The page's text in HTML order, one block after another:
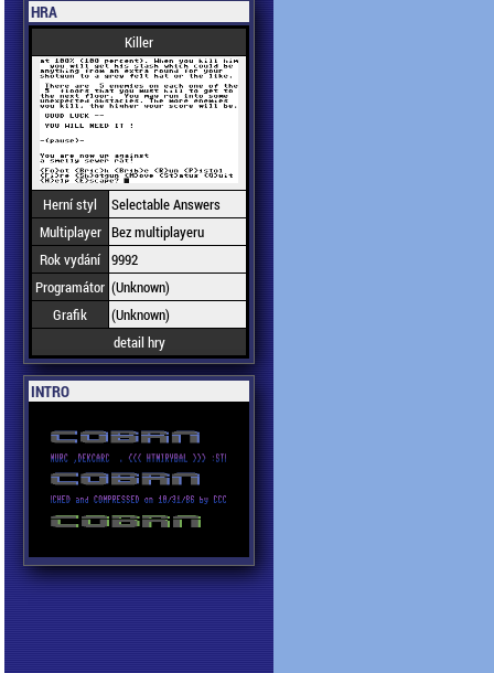
HRA
Killer
Herní styl
Selectable Answers
Multiplayer Bez multiplayeru
Rok vydání 9992
Programátor (Unknown)
Grafik
(Unknown)
detail hry
INTRO